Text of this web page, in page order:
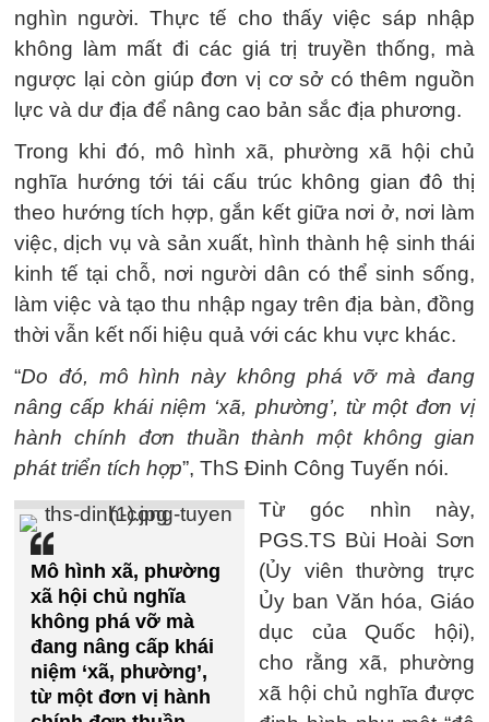
nghìn người. Thực tế cho thấy việc sáp nhập
không làm mất đi các giá trị truyền thống, mà
ngược lại còn giúp đơn vị cơ sở có thêm nguồn
lực và dư địa để nâng cao bản sắc địa phương.
Trong khi đó, mô hình xã, phường xã hội chủ
nghĩa hướng tới tái cấu trúc không gian đô thị
theo hướng tích hợp, gắn kết giữa nơi ở, nơi làm
việc, dịch vụ và sản xuất, hình thành hệ sinh thái
kinh tế tại chỗ, nơi người dân có thể sinh sống,
làm việc và tạo thu nhập ngay trên địa bàn, đồng
thời vẫn kết nối hiệu quả với các khu vực khác.
“Do đó, mô hình này không phá vỡ mà đang
nâng cấp khái niệm ‘xã, phường’, từ một đơn vị
hành chính đơn thuần thành một không gian
phát triển tích hợp”, ThS Đinh Công Tuyến nói.
Mô hình xã, phường
xã hội chủ nghĩa
không phá vỡ mà
đang nâng cấp khái
niệm ‘xã, phường’,
từ một đơn vị hành
Từ góc nhìn này,
PGS.TS Bùi Hoài Sơn
(Ủy viên thường trực
Ủy ban Văn hóa, Giáo
dục của Quốc hội),
cho rằng xã, phường
xã hội chủ nghĩa được